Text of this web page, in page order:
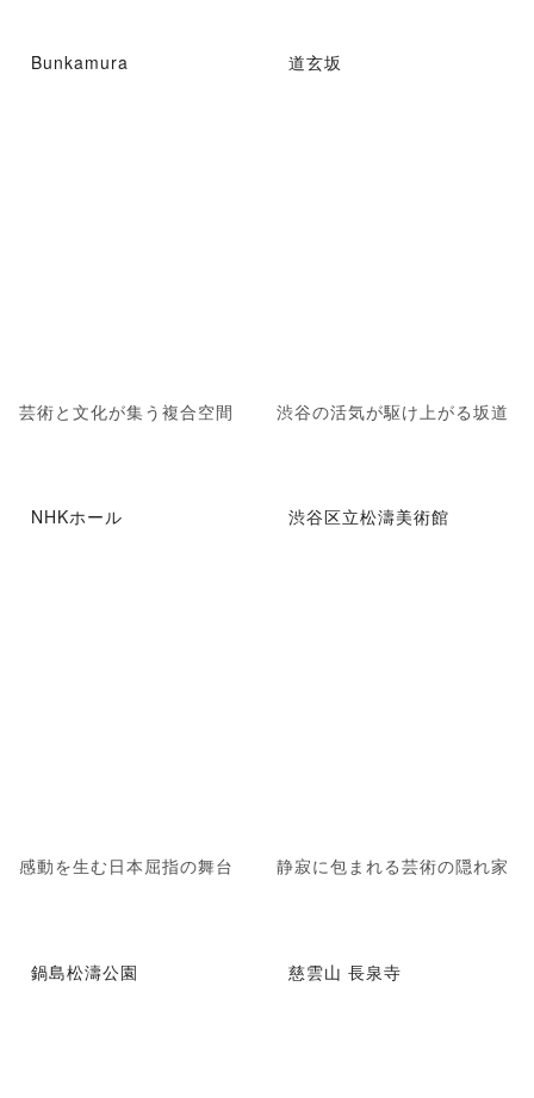
Bunkamura
芸術と文化が集う複合空間
道玄坂
渋谷の活気が駆け上がる坂道
NHKホール
感動を生む日本屈指の舞台
渋谷区立松濤美術館
静寂に包まれる芸術の隠れ家
鍋島松濤公園 慈雲山 長泉寺